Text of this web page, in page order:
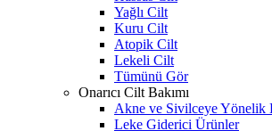
Yağlı Cilt
Kuru Cilt
Atopik Cilt
Lekeli Cilt
Tümünü Gör
Onarıcı Cilt Bakımı
Akne ve Sivilceye Yönelik
Leke Giderici Ürünler